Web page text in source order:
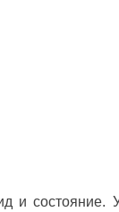
состояние.